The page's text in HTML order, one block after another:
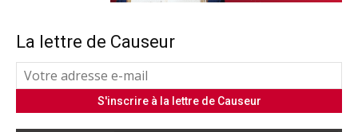
La lettre de Causeur